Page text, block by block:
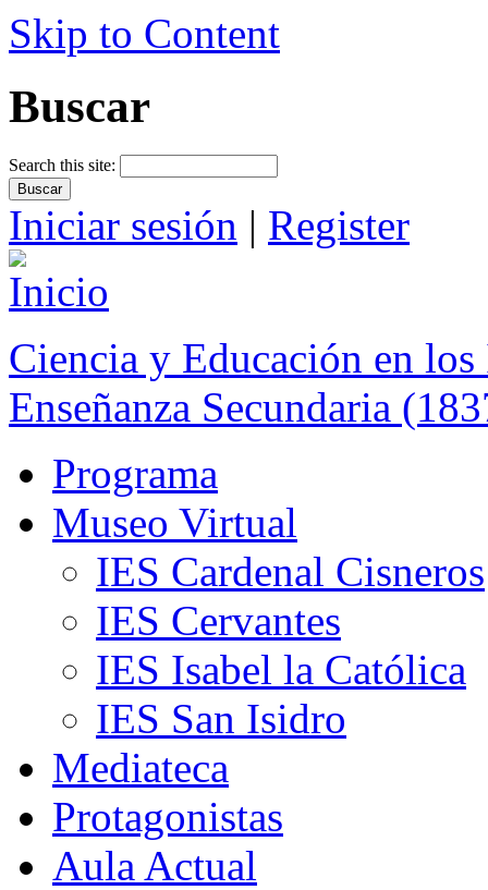
Skip to Content
Buscar
Search this site:
Iniciar sesión | Register
Ciencia y Educación en
Enseñanza Secundaria
Programa
Museo Virtual
IES Cardenal Cisneros
IES Cervantes
IES Isabel la Católica
IES San Isidro
Mediateca
Protagonistas
Aula Actual